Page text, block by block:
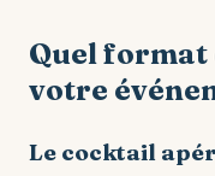
Quel
votre
Le cocktail